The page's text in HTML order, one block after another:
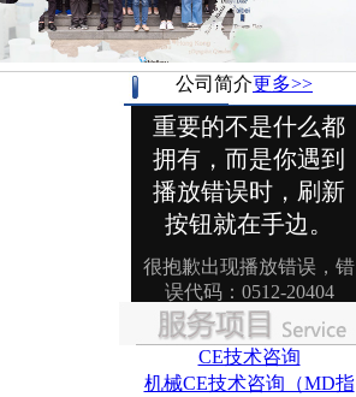
公司简介更多>>
CE技术咨询
机械CE技术咨询（MD指